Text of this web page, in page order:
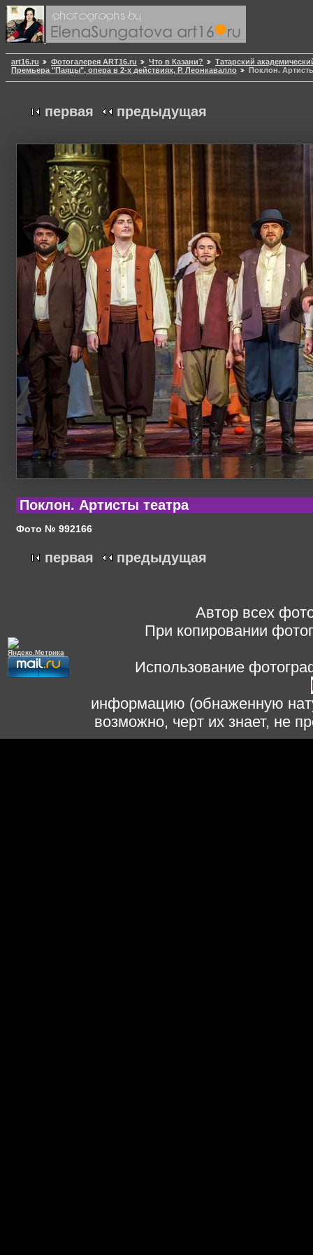
art16.ru Фотогалерея ART16.ru Что в Казани?
Татарский
Премьера "Паяцы", опера в 2-х действиях, Р. Леонкавалло
Поклон.
первая предыдущая
Поклон. Артисты театра
Фото № 992166
первая предыдущая
Автор всех
При копировании
Использование
информацию (обнаженную
возможно, черт их знает, не